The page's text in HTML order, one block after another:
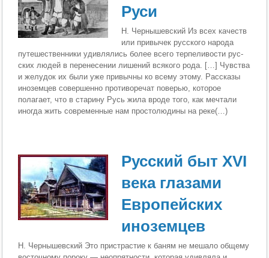
Руси
Н. Чернышевский Из всех качеств
или привычек русского народа
путе­шественники удивлялись более всего терпеливости рус­
ских людей в перенесении лишений всякого рода. […] Чув­ства
и желудок их были уже привычны ко всему этому. Рассказы
иноземцев совершенно противоречат поверью, которое
полагает, что в старину Русь жила вроде того, как мечтали
иногда жить современные нам простолюдины на реке(…)
Русский быт XVI
века глазами
Европейских
иноземцев
Н. Чернышевский Это пристрастие к баням не мешало общему